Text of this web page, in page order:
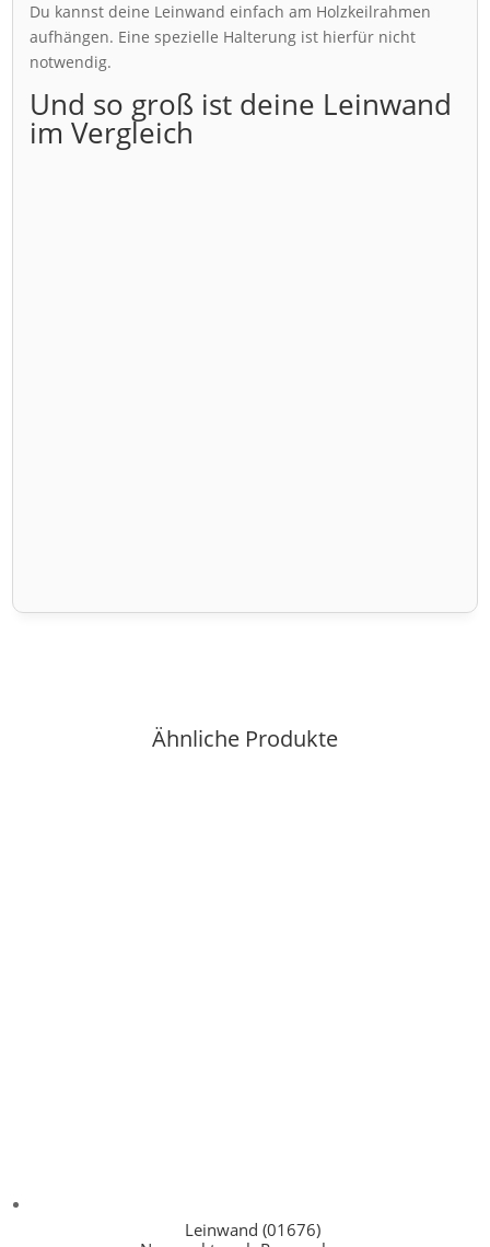
Du kannst deine Leinwand einfach am Holzkeilrahmen
aufhängen. Eine spezielle Halterung ist hierfür nicht
notwendig.
Und so groß ist deine Leinwand
im Vergleich
Ähnliche Produkte
Leinwand (01676)